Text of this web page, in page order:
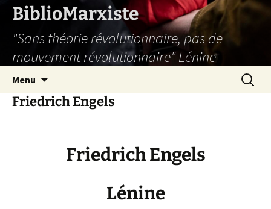
Aller
contenu
BiblioMarxiste
"Sans théorie révolutionnaire, pas de
mouvement révolutionnaire" Lénine
Menu
Friedrich Engels
Friedrich Engels
Lénine